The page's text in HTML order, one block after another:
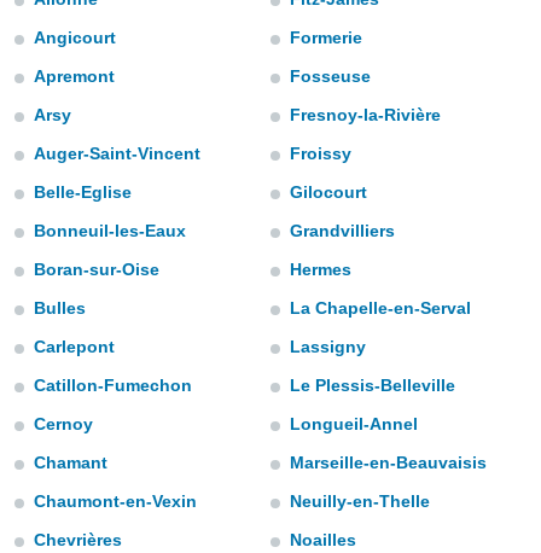
forma
basada
contenido
la
todas
nuestros
ACEPTAR
CONTINUAR
CONFIGURACIÓN
Angicourt
Apremont
Arsy
Auger-Saint-Vincent
Belle-Eglise
Bonneuil-les-Eaux
Boran-sur-Oise
Bulles
Carlepont
Catillon-Fumechon
Cernoy
Chamant
Chaumont-en-Vexin
Chevrières
Formerie
Fosseuse
Fresnoy-la-Rivière
Froissy
Gilocourt
Grandvilliers
Hermes
La Chapelle-en-Serval
Lassigny
Le Plessis-Belleville
Longueil-Annel
Marseille-en-Beauvaisis
Neuilly-en-Thelle
Noailles